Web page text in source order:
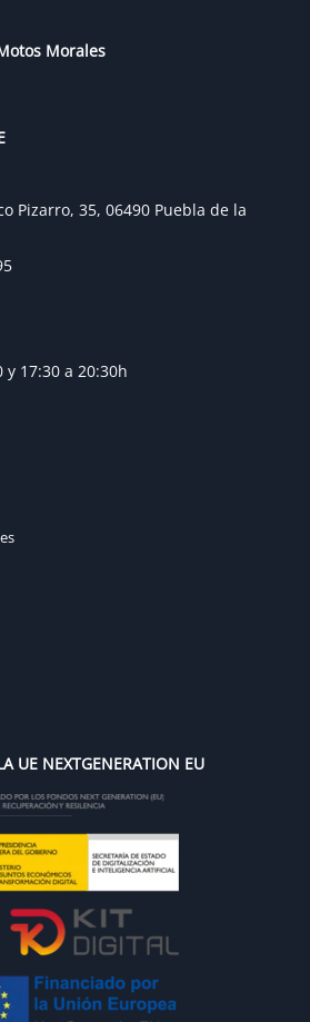
Morales
Pizarro, 35, 06490 Puebla de la
y 17:30 a 20:30h
UE NEXTGENERATION EU